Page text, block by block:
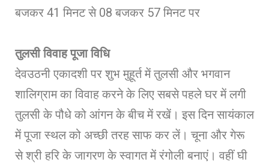
बजकर 41 मिनट से 08 बजकर 57 मिनट पर
तुलसी विवाह पूजा विधि
देवउठनी एकादशी पर शुभ मुहूर्त में तुलसी और भगवान
शालिग्राम का विवाह करने के लिए सबसे पहले घर में लगी
तुलसी के पौधे को आंगन के बीच में रखें। इस दिन सायंकाल
में पूजा स्थल को अच्छी तरह साफ कर लें। चूना और गेरू
से श्री हरि के जागरण के स्वागत में रंगोली बनाएं। वहीं घी